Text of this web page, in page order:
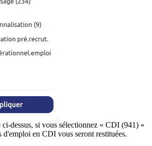
dessus, si vous sélectionnez « CDI (941) »
d'emploi en CDI vous seront restituées.